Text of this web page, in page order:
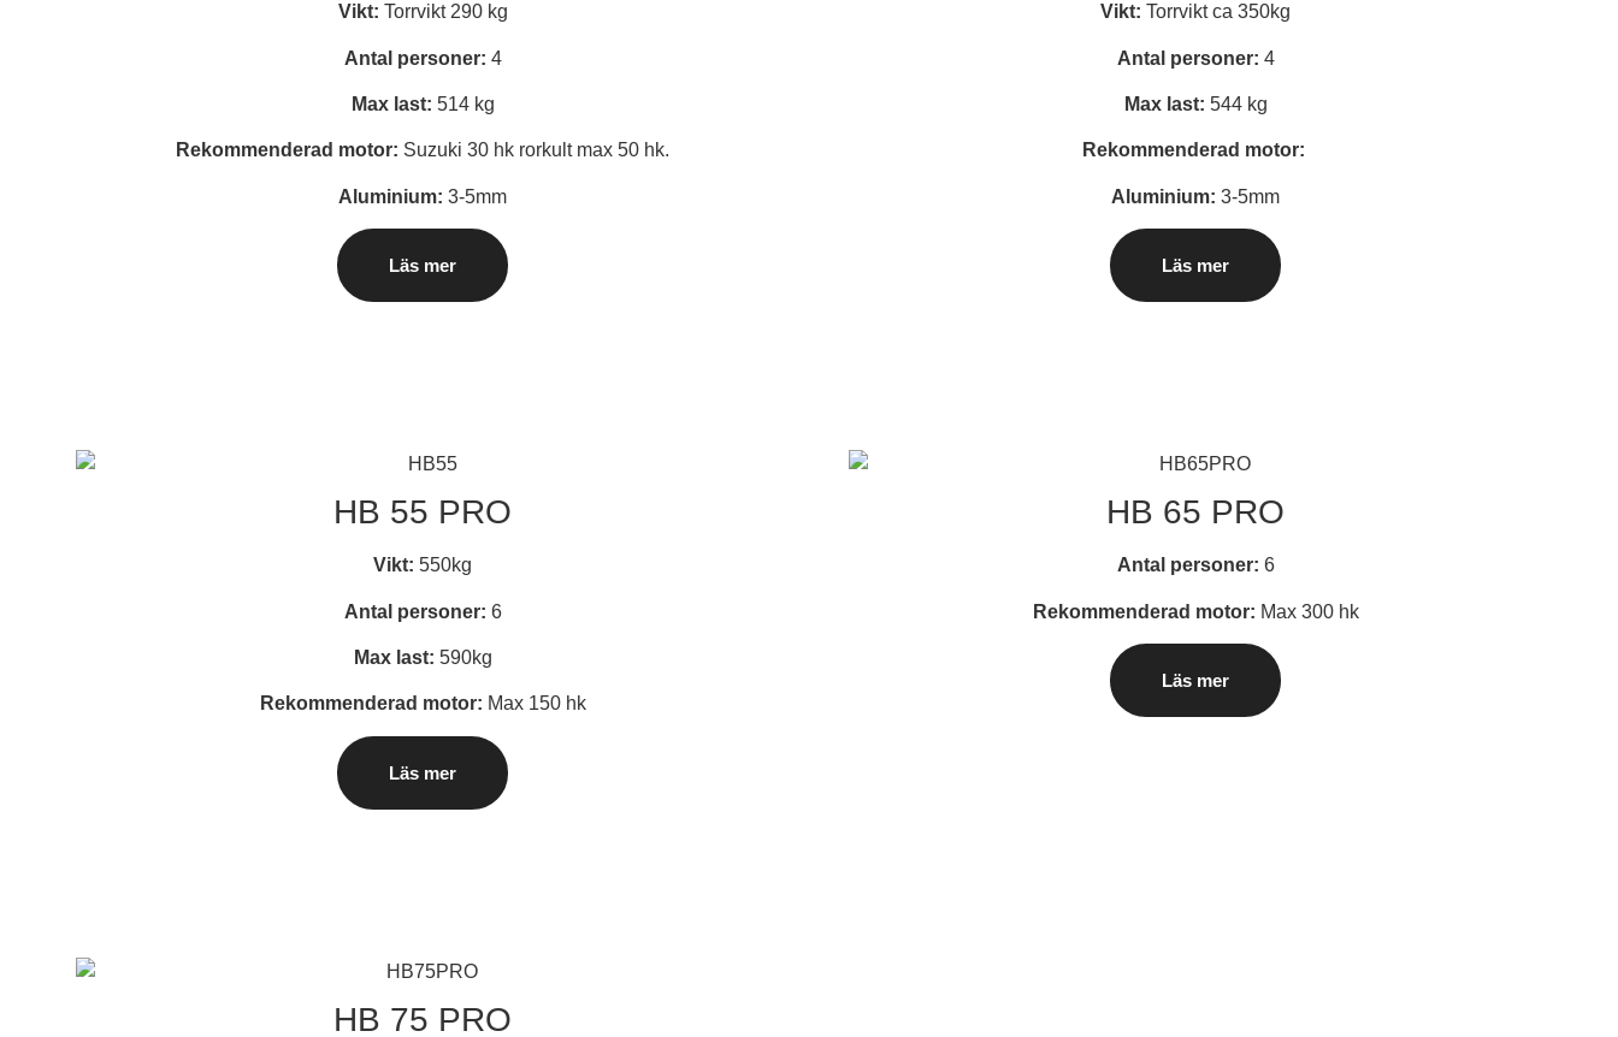
Vikt: Torrvikt 290 kg
Antal personer: 4
Max last: 514 kg
Rekommenderad motor: Suzuki 30 hk rorkult max 50 hk.
Aluminium: 3-5mm
Läs mer
Vikt: Torrvikt ca 350kg
Antal personer: 4
Max last: 544 kg
Rekommenderad motor:
Aluminium: 3-5mm
Läs mer
HB 55 PRO
Vikt: 550kg
Antal personer: 6
Max last: 590kg
Rekommenderad motor: Max 150 hk
Läs mer
HB 65 PRO
Antal personer: 6
Rekommenderad motor: Max 300 hk
Läs mer
HB 75 PRO